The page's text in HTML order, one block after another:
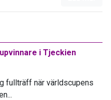
i Tjeckien
fullträff när världscupens